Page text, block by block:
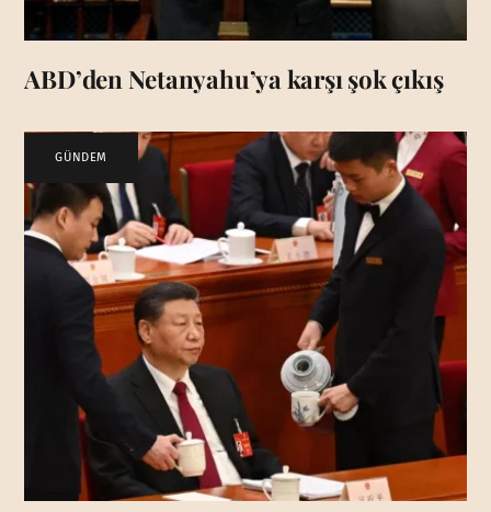
ABD’den Netanyahu’ya karşı şok çıkış
GÜNDEM